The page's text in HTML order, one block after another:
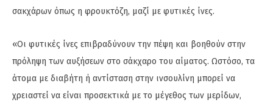
σακχάρων όπως η φρουκτόζη, μαζί με φυτικές ίνες.
«Οι φυτικές ίνες επιβραδύνουν την πέψη και βοηθούν στην
πρόληψη των αυξήσεων στο σάκχαρο του αίματος. Ωστόσο, τα
άτομα με διαβήτη ή αντίσταση στην ινσουλίνη μπορεί να
χρειαστεί να είναι προσεκτικά με το μέγεθος των μερίδων,